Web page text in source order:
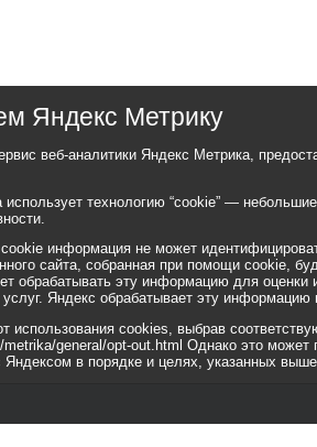
Яндекс Метрику
веб-аналитики Яндекс Метрика,
технологию “cookie” —
информация не может
сайта, собранная при помощи cookie,
обрабатывать эту информацию для оценки
услуг. Яндекс обрабатывает эту
использования cookies, выбрав
general/opt-out.html Однако это может
Яндексом в порядке и целях, указанных